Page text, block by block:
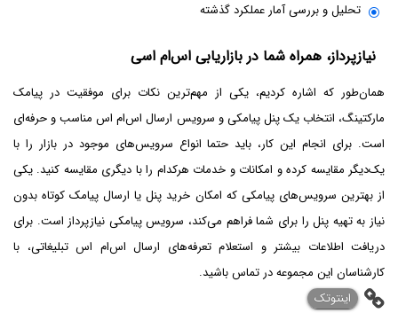
تحلیل و بررسی آمار عملکرد گذشته
نیازپرداز، همراه شما در بازاریابی اس‌ام اسی
همان‌طور که اشاره کردیم، یکی از مهم‌ترین نکات برای موفقیت در پیامک
مارکتینگ، انتخاب یک پنل پیامکی و سرویس ارسال اس‌ام اس مناسب و حرفه‌ای
است. برای انجام این کار، باید حتما انواع سرویس‌های موجود در بازار را با
یک‌دیگر مقایسه کرده و امکانات و خدمات هر‌کدام را با دیگری مقایسه کنید. یکی
از بهترین سرویس‌های پیامکی که امکان خرید پنل یا ارسال پیامک کوتاه بدون
نیاز به تهیه پنل را برای شما فراهم می‌کند، سرویس پیامکی نیازپرداز است. برای
دریافت اطلاعات بیشتر و استعلام تعرفه‌های ارسال اس‌ام اس تبلیغاتی، با
کارشناسان این مجموعه در تماس باشید.
اینتوتک